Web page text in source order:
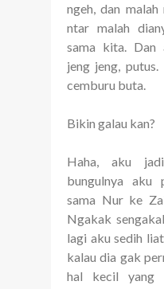
ngeh, dan malah
ntar malah
sama kita. Dan
jeng jeng, putus.
cemburu buta.
Bikin galau kan?
Haha, aku
bungulnya aku
sama Nur ke
Ngakak
lagi aku sedih
kalau dia gak
hal kecil yang